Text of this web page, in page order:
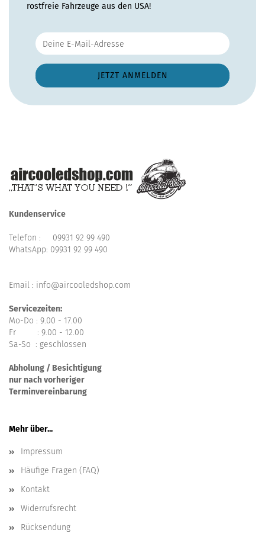
rostfreie Fahrzeuge aus den USA!
Kundenservice
Telefon : 09931 92 99 490
WhatsApp: 09931 92 99 490
Email : info@aircooledshop.com
Servicezeiten:
Mo-Do : 9.00 - 17.00
Fr : 9.00 - 12.00
Sa-So : geschlossen
Abholung / Besichtigung
nur nach vorheriger
Terminvereinbarung
Mehr über...
Impressum
Häufige Fragen (FAQ)
Kontakt
Widerrufsrecht
Rücksendung